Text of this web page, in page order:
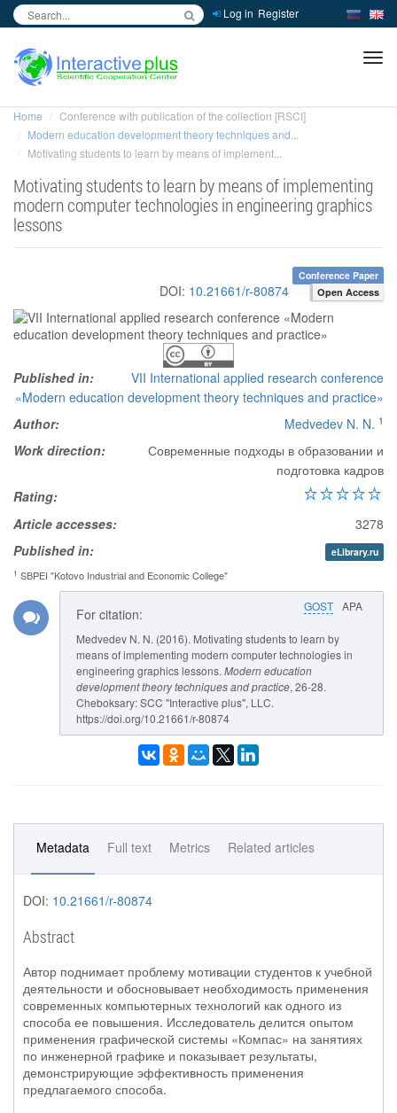
Log in Register
Home
Conference with publication of the collection [RSCI]
Modern education development theory techniques and...
Motivating students to learn by means of implement...
Motivating students to learn by means of implementing
modern computer technologies in engineering graphics
lessons
Conference Paper
DOI: 10.21661/r-80874 Open Access
Published in:
VII International applied research conference
«Modern education development theory techniques and practice»
Author:
Medvedev N. N. 1
Work direction:
Современные подходы в образовании и
подготовка кадров
Rating:
Article accesses:
3278
Published in:
eLibrary.ru
1 SBPEI "Kotovo Industrial and Economic College"
GOST APA
For citation:
Medvedev N. N. (2016). Motivating students to learn by
means of implementing modern computer technologies in
engineering graphics lessons. Modern education
development theory techniques and practice, 26-28.
Cheboksary: SCC "Interactive plus", LLC.
https://doi.org/10.21661/r-80874
Metadata Full text Metrics Related articles
DOI: 10.21661/r-80874
Abstract
Автор поднимает проблему мотивации студентов к учебной
деятельности и обосновывает необходимость применения
современных компьютерных технологий как одного из
способа ее повышения. Исследователь делится опытом
применения графической системы «Компас» на занятиях
по инженерной графике и показывает результаты,
демонстрирующие эффективность применения
предлагаемого способа.